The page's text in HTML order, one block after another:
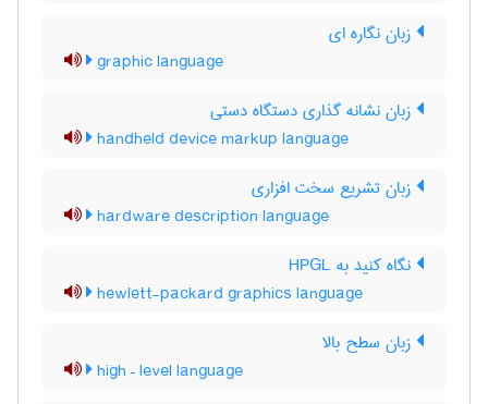
زبان نگاره ای
graphic language
زبان نشانه گذاری دستگاه دستی
handheld device markup language
زبان تشریع سخت افزاری
hardware description language
نگاه کنید به ‎ HPGL
hewlett-packard graphics language
زبان سطح بالا
high – level language